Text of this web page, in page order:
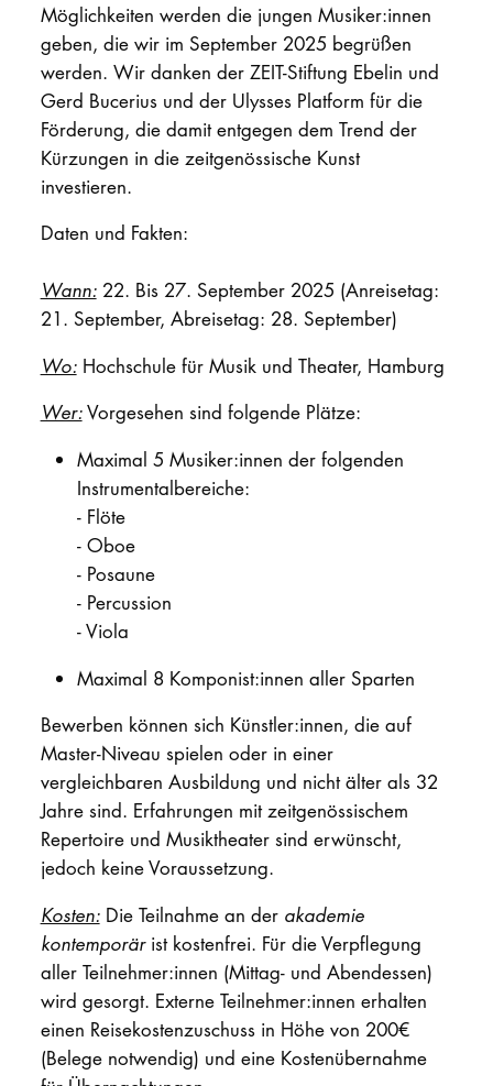
Möglichkeiten werden die jungen Musiker:innen
geben, die wir im September 2025 begrüßen
werden. Wir danken der ZEIT-Stiftung Ebelin und
Gerd Bucerius und der Ulysses Platform für die
Förderung, die damit entgegen dem Trend der
Kürzungen in die zeitgenössische Kunst
investieren.
Daten und Fakten:
Wann:22. Bis 27. September 2025 (Anreisetag:
21. September, Abreisetag: 28. September)
Wo:Hochschule für Musik und Theater, Hamburg
Wer:Vorgesehen sind folgende Plätze:
Maximal 5 Musiker:innen der folgenden
Instrumentalbereiche:
- Flöte
- Oboe
- Posaune
- Percussion
-Viola
Maximal 8 Komponist:innen aller Sparten
Bewerben können sich Künstler:innen, die auf
Master-Niveau spielen oder in einer
vergleichbaren Ausbildung und nicht älter als 32
Jahre sind. Erfahrungen mit zeitgenössischem
Repertoire und Musiktheater sind erwünscht,
jedoch keine Voraussetzung.
Kosten:Die Teilnahme an der akademie
kontemporärist kostenfrei. Für die Verpflegung
aller Teilnehmer:innen (Mittag- und Abendessen)
wird gesorgt. Externe Teilnehmer:innen erhalten
einen Reisekostenzuschuss in Höhe von 200€
(Belege notwendig) und eine Kostenübernahme